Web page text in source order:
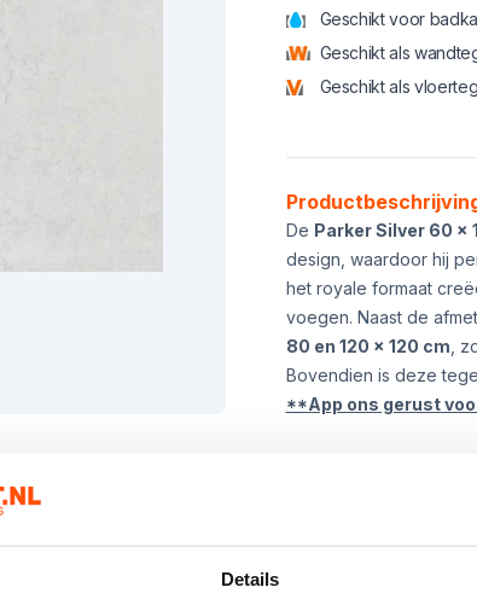
Details
Geschikt voor
Geschikt als
Geschikt als
Product informatie
De Parker Silver 60 x
design, waardoor hij
het royale formaat
voegen. Naast de
80 en 120 x 120 cm ,
Bovendien is deze
**App ons gerust